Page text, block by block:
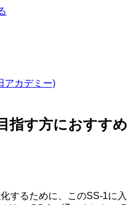
アカデミー)
指す方におすすめ
するために、このSS-1に入